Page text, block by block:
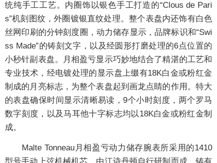
统纯手工工艺。内圈饰以银色手工打造的“Clous de Pari
s”机刻图纹，外圈镀银直纹处理。整个表盘内还饰有白色
丝网印刷的分钟刻度圈，动力储存显示，品牌标识和“Swi
ss Made”的铸刻文字，以及经圆形打磨处理的6点位置的
小秒针副表盘。月相盈亏显示巧妙地结合了精湛的工艺和
专业技术，经电镀处理的显示盘上缀有18K白金或粉红金
制成的月亮标志，为整个表盘起到画龙点睛的作用。特大
的表盘确保时间显示清晰易读，9个小时刻度，两个罗马
数字刻度，以及马耳他十字标志均以18K白金或粉红金制
成。
Malte Tonneau月相盈亏动力储存腕表所采用的1410